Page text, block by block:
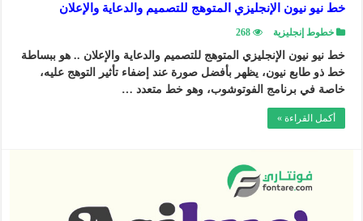
خط نيو نيون الإنجليزي المتوهج للتصميم والدعاية والإعلان
خطوط إنجليزية 268
خط نيو نيون الإنجليزي المتوهج للتصميم والدعاية والإعلان .. هو ببساطة
خط ذو طابع نيون، يظهر بأفضل صورة عند إضفاء تأثير التوهج عليه،
خاصة في برنامج الفوتوشوب، وهو خط متعدد …
أكمل القراءة »